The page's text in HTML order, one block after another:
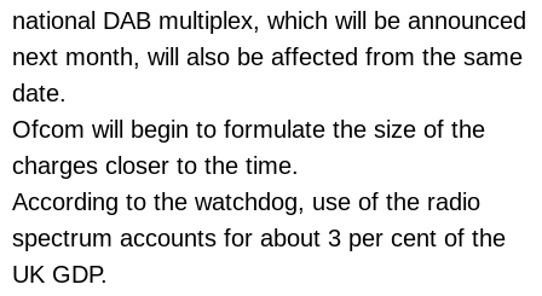
national DAB multiplex, which will be announced
next month, will also be affected from the same
date.
Ofcom will begin to formulate the size of the
charges closer to the time.
According to the watchdog, use of the radio
spectrum accounts for about 3 per cent of the
UK GDP.